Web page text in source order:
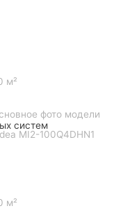
м²
систем
MI2-100Q4DHN1
м²